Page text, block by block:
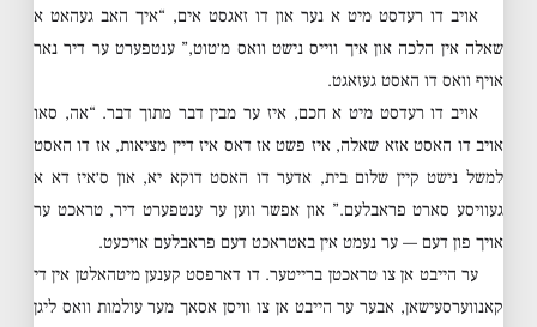
אויב דו רעדסט מיט א נער און דו זאגסט אים, “איך האב געהאט א
שאלה אין הלכה און איך ווייס נישט וואס מ׳טוט,” ענטפערט ער דיר נאר
אויף וואס דו האסט געזאגט.
אויב דו רעדסט מיט א חכם, איז ער מבין דבר מתוך דבר. “אה, סאו
אויב דו האסט אזא שאלה, איז פשט אז דאס איז דיין מציאות, אז דו האסט
למשל נישט קיין שלום בית, אדער דו האסט דוקא יא, און ס׳איז דא א
געוויסע סארט פראבלעם.” און אפשר ווען ער ענטפערט דיר, טראכט ער
אויך פון דעם — ער נעמט אין באטראכט דעם פראבלעם אויכעט.
ער הייבט אן צו טראכטן ברייטער. דו דארפסט קענען מיטהאלטן אין די
קאנווערסעישאן, אבער ער הייבט אן צו וויסן אסאך מער עולמות וואס ליגן